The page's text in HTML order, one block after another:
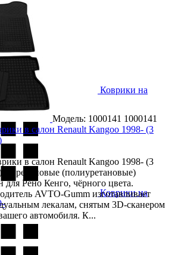
Коврики на
Коврики на
Модель: 1000141 1000141
в салон Renault Kangoo 1998- (3
в салон Renault Kangoo 1998- (3
— резиновые (полиуретановые)
для Рено Кенго, чёрного цвета.
AVTO-Gumm изготавливает
лекалам, снятым 3D-сканером
автомобиля. К...